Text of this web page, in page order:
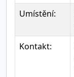
Umístění:
Kontakt: